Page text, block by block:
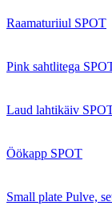
Raamaturiiul SPOT
Pink sahtlitega
Laud lahtikäiv
Öökapp SPOT
Small plate Pulve,